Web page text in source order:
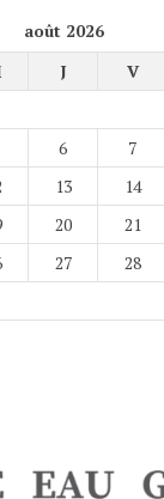
août 2026
J V
6 7
13 14
20 21
27 28